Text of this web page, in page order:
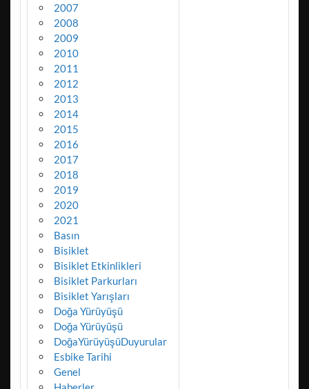
2007
2008
2009
2010
2011
2012
2013
2014
2015
2016
2017
2018
2019
2020
2021
Basın
Bisiklet
Bisiklet Etkinlikleri
Bisiklet Parkurları
Bisiklet Yarışları
Doğa Yürüyüşü
Doğa Yürüyüşü
DoğaYürüyüşüDuyurular
Esbike Tarihi
Genel